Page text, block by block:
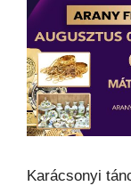
Karácsonyi